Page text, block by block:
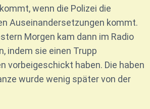
wenn die Polizei die
Auseinandersetzungen kommt.
Morgen kam dann im Radio
indem sie einen Trupp
vorbeigeschickt haben. Die haben
wurde wenig später von der